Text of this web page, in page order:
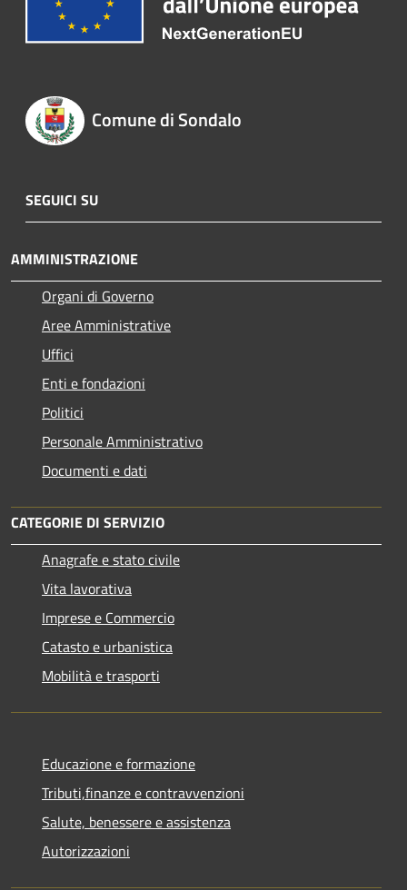
Comune di Sondalo
SEGUICI SU
AMMINISTRAZIONE
Organi di Governo
Aree Amministrative
Uffici
Enti e fondazioni
Politici
Personale Amministrativo
Documenti e dati
CATEGORIE DI SERVIZIO
Anagrafe e stato civile
Vita lavorativa
Imprese e Commercio
Catasto e urbanistica
Mobilità e trasporti
Educazione e formazione
Tributi,finanze e contravvenzioni
Salute, benessere e assistenza
Autorizzazioni